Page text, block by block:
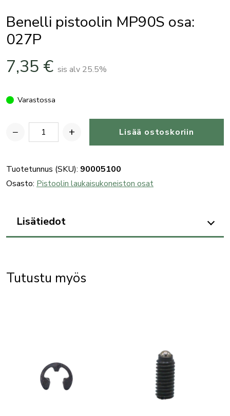
Benelli pistoolin MP90S osa:
027P
7,35 € sis alv 25.5%
Varastossa
−
Benelli
MP90S
osa:
+ Lisää ostoskoriin
Tuotetunnus (SKU): 90005100
Osasto: Pistoolin laukaisukoneiston osat
Lisätiedot
Tutustu myös